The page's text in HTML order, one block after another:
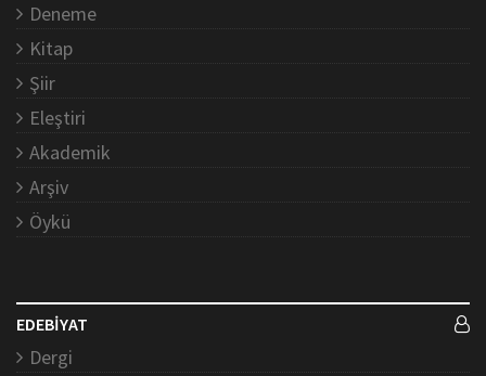
Deneme
Kitap
Şiir
Eleştiri
Akademik
Arşiv
Öykü
EDEBİYAT
Dergi